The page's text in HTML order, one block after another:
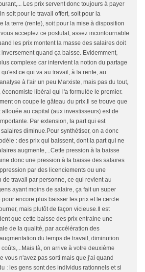
Les prix servent donc toujours à payer
soit pour le travail offert, soit pour la
la terre (rente), soit pour la mise à disposition
acceptez ce postulat, assez incontournable
les prix montent la masse des salaires doit
quand ça baisse. Evidemment,
complexe car intervient la notion du partage
ce qui va au travail, à la rente, au
à l'air un peu Marxiste, mais pas du tout,
économiste libéral qui l'a formulée le premier.
on coupe le gâteau du prix.Il se trouve que
allouée au capital (aux investisseurs) est de
Par extension, la part qui est
diminue.Pour synthétiser, on a donc
: des prix qui baissent, dont la part qui ne
augmente,...Cette pression à la baisse
donc une pression à la baisse des salaires
par des licenciements ou une
de travail par personne, ce qui revient au
ayant moins de salaire, ça fait un super
encore plus baisser les prix et le cercle
mais plutôt de façon vicieuse.Il est
que cette baisse des prix entraine une
de la qualité, par accélération des
du temps de travail, diminution
là, on arrive à votre deuxième
vous n'avez pas sorti mais que j'ai quand
: les gens sont des individus rationnels et si